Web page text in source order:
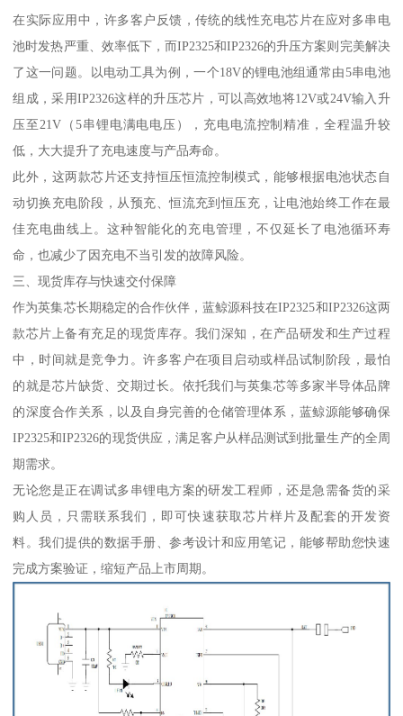
在实际应用中，许多客户反馈，传统的线性充电芯片在应对多串电
池时发热严重、效率低下，而IP2325和IP2326的升压方案则完美解决
了这一问题。以电动工具为例，一个18V的锂电池组通常由5串电池
组成，采用IP2326这样的升压芯片，可以高效地将12V或24V输入升
压至21V（5串锂电满电电压），充电电流控制精准，全程温升较
低，大大提升了充电速度与产品寿命。
此外，这两款芯片还支持恒压恒流控制模式，能够根据电池状态自
动切换充电阶段，从预充、恒流充到恒压充，让电池始终工作在最
佳充电曲线上。这种智能化的充电管理，不仅延长了电池循环寿
命，也减少了因充电不当引发的故障风险。
三、现货库存与快速交付保障
作为英集芯长期稳定的合作伙伴，蓝鲸源科技在IP2325和IP2326这两
款芯片上备有充足的现货库存。我们深知，在产品研发和生产过程
中，时间就是竞争力。许多客户在项目启动或样品试制阶段，最怕
的就是芯片缺货、交期过长。依托我们与英集芯等多家半导体品牌
的深度合作关系，以及自身完善的仓储管理体系，蓝鲸源能够确保
IP2325和IP2326的现货供应，满足客户从样品测试到批量生产的全周
期需求。
无论您是正在调试多串锂电方案的研发工程师，还是急需备货的采
购人员，只需联系我们，即可快速获取芯片样片及配套的开发资
料。我们提供的数据手册、参考设计和应用笔记，能够帮助您快速
完成方案验证，缩短产品上市周期。